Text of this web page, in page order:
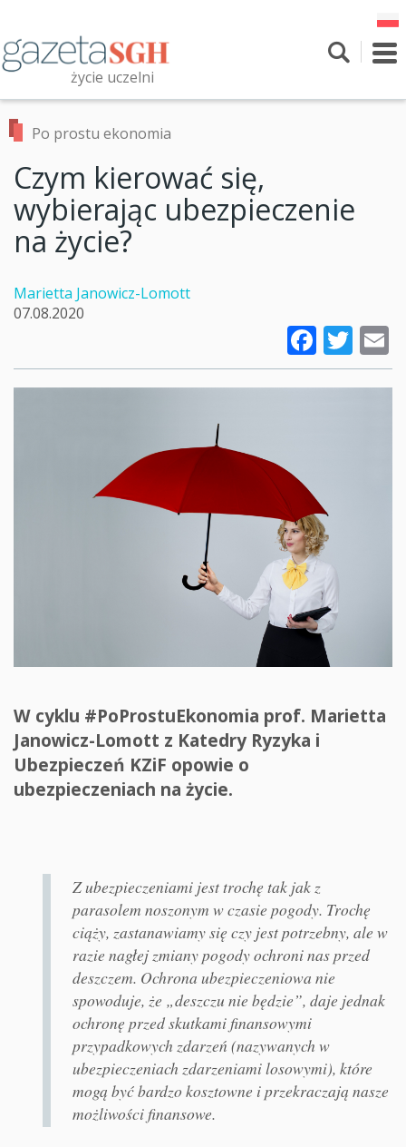
treści
życie uczelni
Przeszukaj witrynę
Po prostu ekonomia
Czym kierować się,
wybierając ubezpieczenie
na życie?
Marietta Janowicz-Lomott
07.08.2020
W cyklu #PoProstuEkonomia prof. Marietta
Janowicz-Lomott z Katedry Ryzyka i
Ubezpieczeń KZiF opowie o
ubezpieczeniach na życie.
Z ubezpieczeniami jest trochę tak jak z
parasolem noszonym w czasie pogody. Trochę
ciąży, zastanawiamy się czy jest potrzebny, ale w
razie nagłej zmiany pogody ochroni nas przed
deszczem. Ochrona ubezpieczeniowa nie
spowoduje, że „deszczu nie będzie”, daje jednak
ochronę przed skutkami finansowymi
przypadkowych zdarzeń (nazywanych w
ubezpieczeniach zdarzeniami losowymi), które
mogą być bardzo kosztowne i przekraczają nasze
możliwości finansowe.